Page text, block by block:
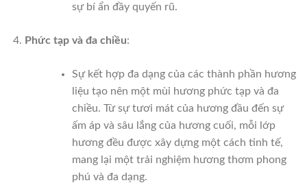
sự bí ẩn đầy quyến rũ.
Phức tạp và đa chiều:
Sự kết hợp đa dạng của các thành phần hương
liệu tạo nên một mùi hương phức tạp và đa
chiều. Từ sự tươi mát của hương đầu đến sự
ấm áp và sâu lắng của hương cuối, mỗi lớp
hương đều được xây dựng một cách tinh tế,
mang lại một trải nghiệm hương thơm phong
phú và đa dạng.